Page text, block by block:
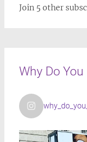
Join 5 other
Why Do